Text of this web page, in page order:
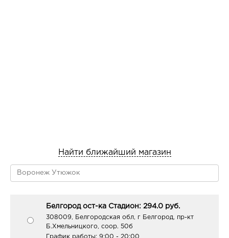
Найти ближайший магазин
Белгород ост-ка Стадион: 294.0 руб.
308009, Белгородская обл, г Белгород, пр-кт
Б.Хмельницкого, соор. 50б
График работы: 9:00 - 20:00